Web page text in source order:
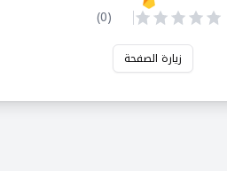
(
0
)
زيارة الصفحة